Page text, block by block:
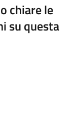
chiare le
su questa